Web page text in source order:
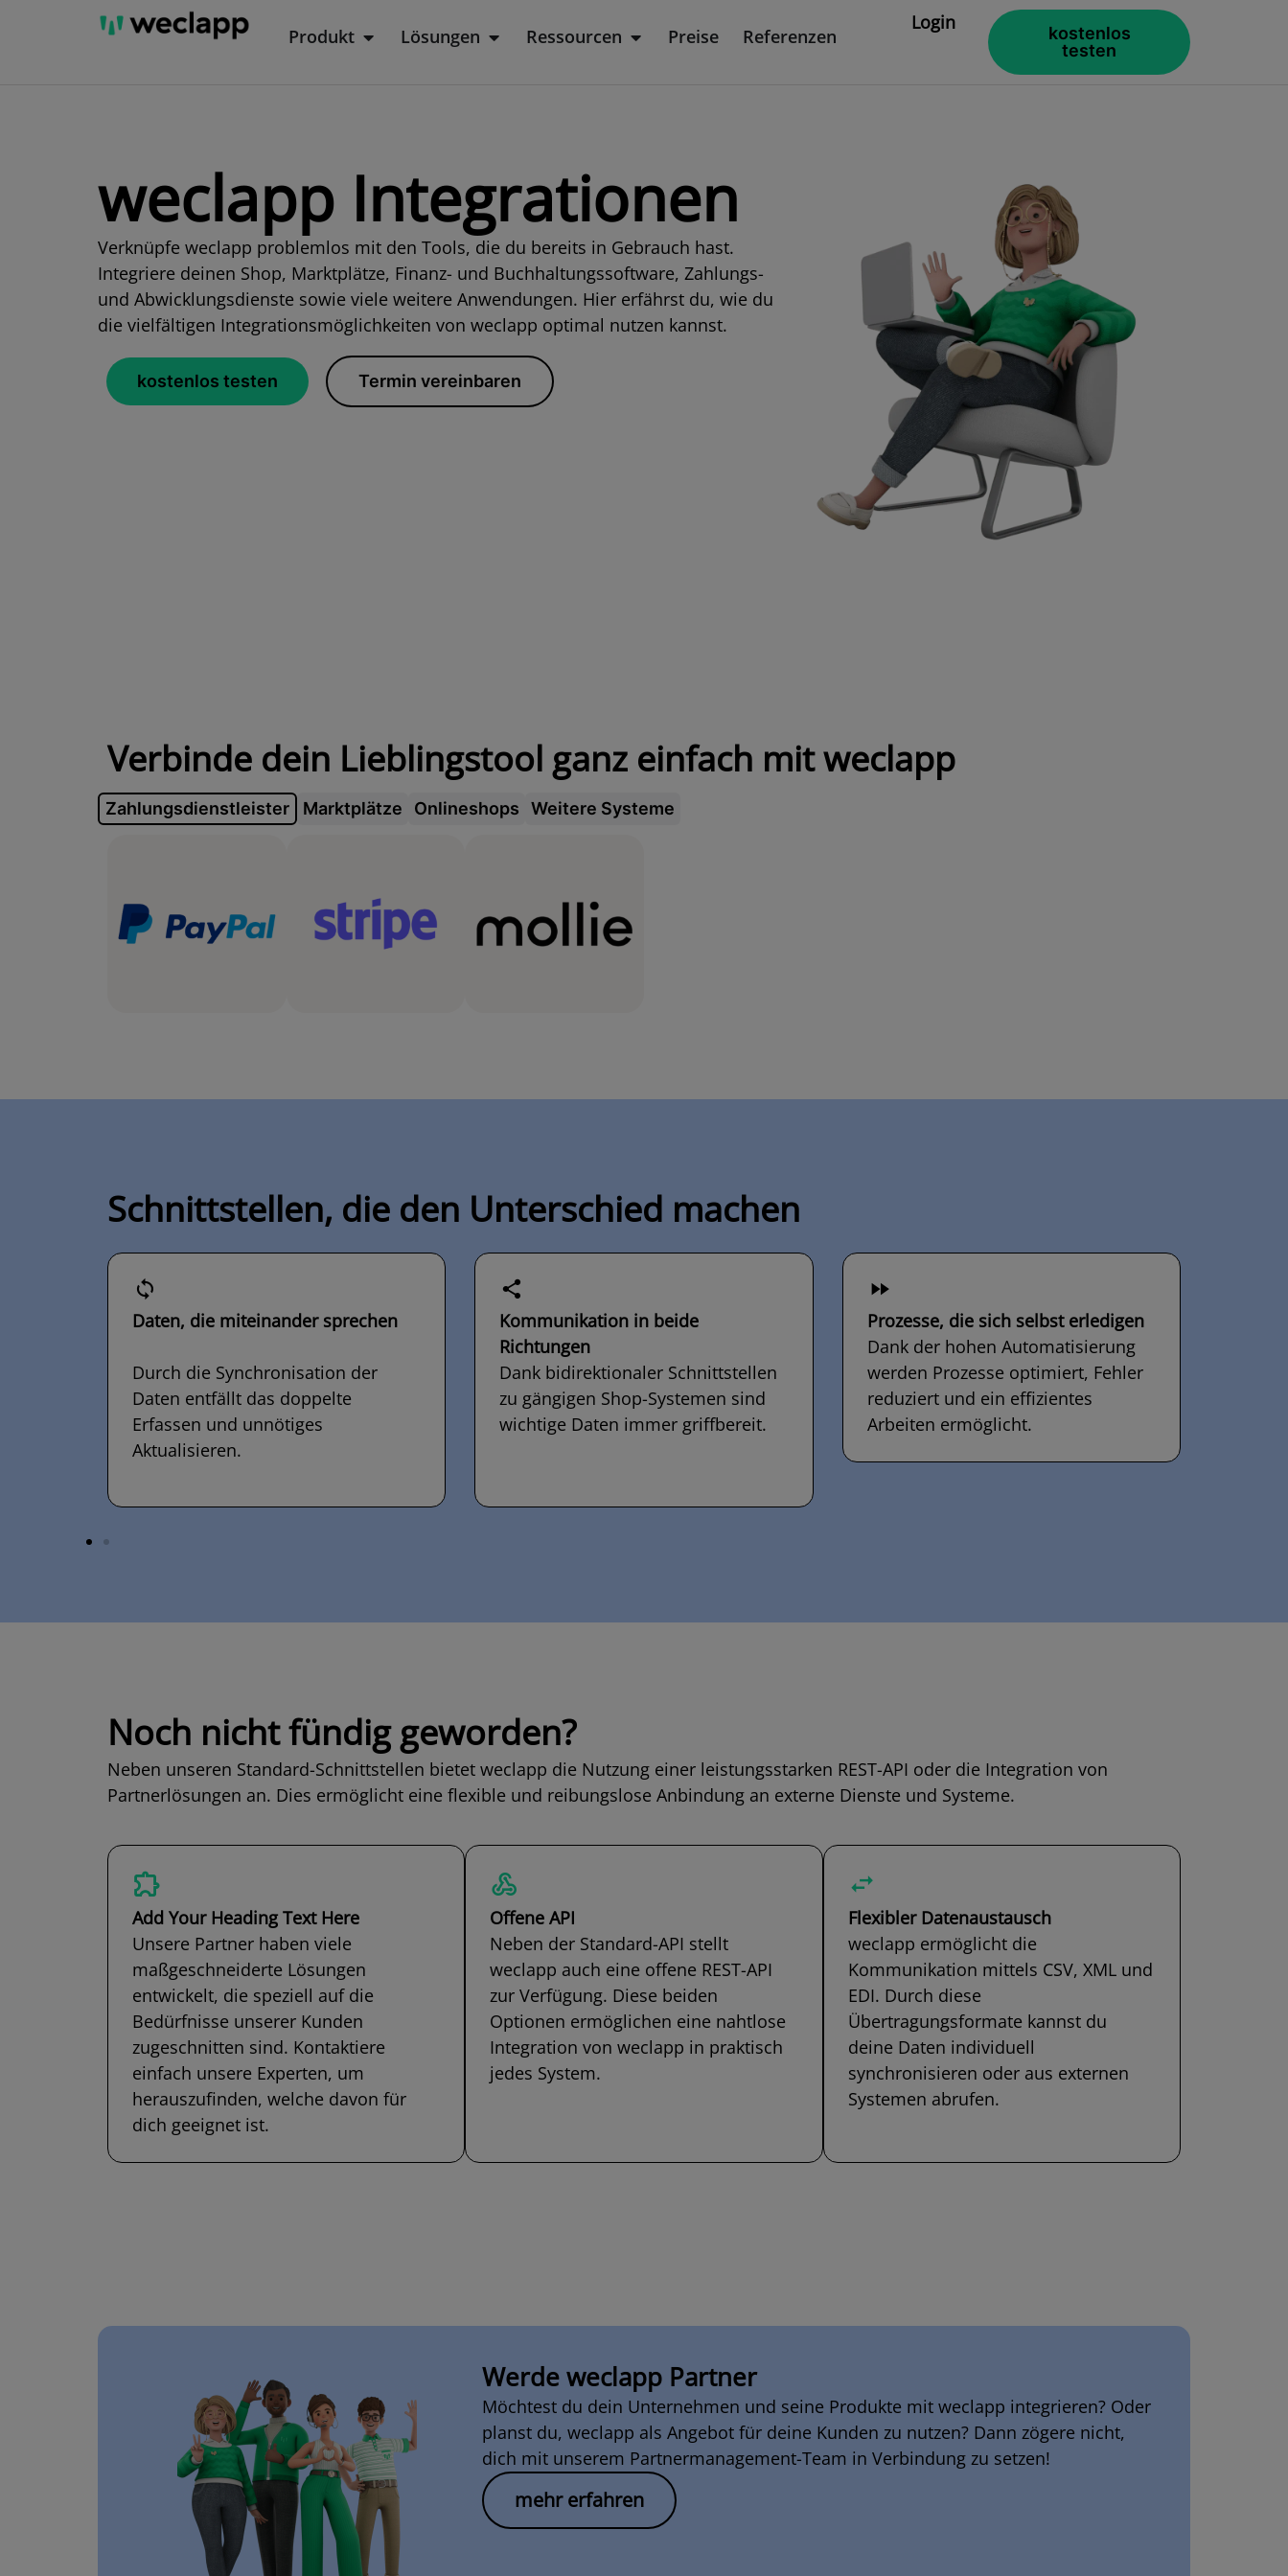
Produkt Öffne Produkt
Lösungen Öffne Lösungen
Ressourcen Öffne Ressourcen
Preise Referenzen
Login
kostenlos
testen
weclapp Integrationen
Verknüpfe weclapp problemlos mit den Tools, die du bereits in Gebrauch hast.
Integriere deinen Shop, Marktplätze, Finanz- und Buchhaltungssoftware, Zahlungs-
und Abwicklungsdienste sowie viele weitere Anwendungen. Hier erfährst du, wie du
die vielfältigen Integrationsmöglichkeiten von weclapp optimal nutzen kannst.
kostenlos testen Termin vereinbaren
Verbinde dein Lieblingstool ganz einfach mit weclapp
Zahlungsdienstleister Marktplätze Onlineshops Weitere Systeme
Schnittstellen, die den Unterschied machen
Daten, die miteinander sprechen
Durch die Synchronisation der
Daten entfällt das doppelte
Erfassen und unnötiges
Aktualisieren.
Kommunikation in beide
Richtungen
Dank bidirektionaler Schnittstellen
zu gängigen Shop-Systemen sind
wichtige Daten immer griffbereit.
Prozesse, die sich selbst erledigen
Dank der hohen Automatisierung
werden Prozesse optimiert, Fehler
reduziert und ein effizientes
Arbeiten ermöglicht.
Noch nicht fündig geworden?
Neben unseren Standard-Schnittstellen bietet weclapp die Nutzung einer leistungsstarken REST-API oder die Integration von
Partnerlösungen an. Dies ermöglicht eine flexible und reibungslose Anbindung an externe Dienste und Systeme.
Add Your Heading Text Here
Unsere Partner haben viele
maßgeschneiderte Lösungen
entwickelt, die speziell auf die
Bedürfnisse unserer Kunden
zugeschnitten sind. Kontaktiere
einfach unsere Experten, um
herauszufinden, welche davon für
dich geeignet ist.
Offene API
Neben der Standard-API stellt
weclapp auch eine offene REST-API
zur Verfügung. Diese beiden
Optionen ermöglichen eine nahtlose
Integration von weclapp in praktisch
jedes System.
Flexibler Datenaustausch
weclapp ermöglicht die
Kommunikation mittels CSV, XML und
EDI. Durch diese
Übertragungsformate kannst du
deine Daten individuell
synchronisieren oder aus externen
Systemen abrufen.
Werde weclapp Partner
Möchtest du dein Unternehmen und seine Produkte mit weclapp integrieren? Oder
planst du, weclapp als Angebot für deine Kunden zu nutzen? Dann zögere nicht,
dich mit unserem Partnermanagement-Team in Verbindung zu setzen!
mehr erfahren